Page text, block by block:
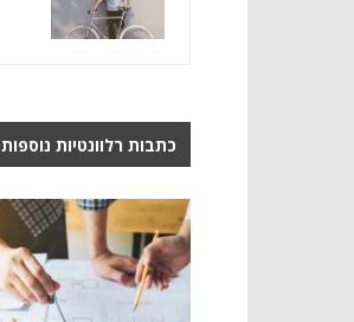
כתבות רלוונטיות נוספות